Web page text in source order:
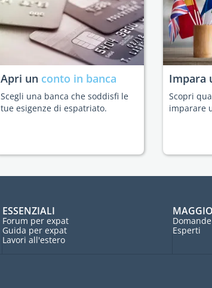
Apri un conto in banca
Scegli una banca che soddisfi le
tue esigenze di espatriato.
Impara
Scopri
imparare
ESSENZIALI
Forum per expat
Guida per expat
Lavori all'estero
Esperti